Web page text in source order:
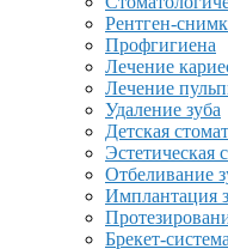
Рентген-
Профгигиена
Лечение
Лечение
Удаление зуба
Детская
Эстетическая
Отбеливание
Имплантация
Брекет-система